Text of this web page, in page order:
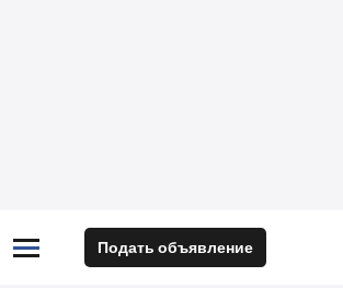


 Подать объявление